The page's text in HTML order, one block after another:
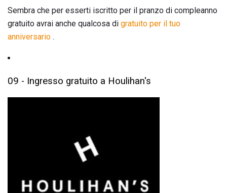
Sembra che per esserti iscritto per il pranzo di compleanno
gratuito avrai anche qualcosa di gratuito per il tuo
anniversario .
09 - Ingresso gratuito a Houlihan's